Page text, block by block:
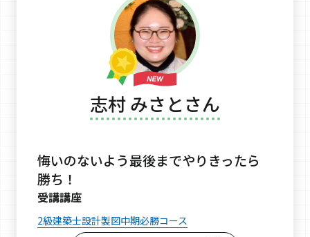
志村 みさとさん
悔いのないよう最後までやりきったら
勝ち！
受講講座
2級建築士設計製図中期必勝コース